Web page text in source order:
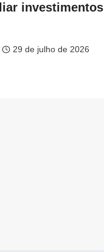
investimentos
29 de julho de 2026